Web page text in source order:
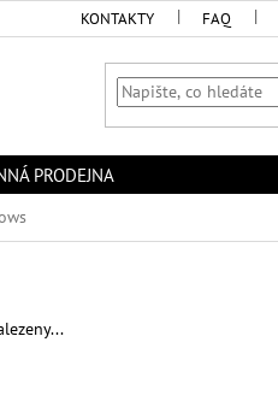
KONTAKTY FAQ
PRODEJNA